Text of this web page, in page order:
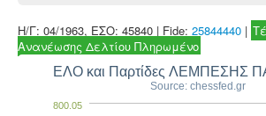
Η/Γ: 04/1963, ΕΣΟ: 45840 | Fide: 25844440 |
Ανανέωσης Δελτίου Πληρωμένο
ΕΛΟ και Παρτίδες ΛΕΜΠΕΣΗΣ
Source: chessfed.gr
800.05